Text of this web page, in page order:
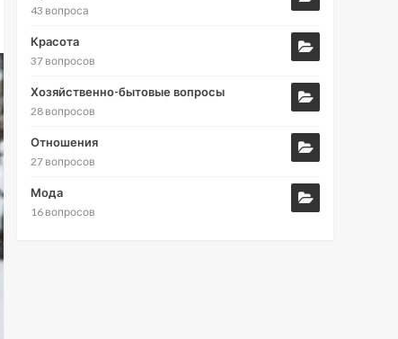
43 вопроса
Красота
37 вопросов
Хозяйственно-бытовые вопросы
28 вопросов
Отношения
27 вопросов
Мода
16 вопросов